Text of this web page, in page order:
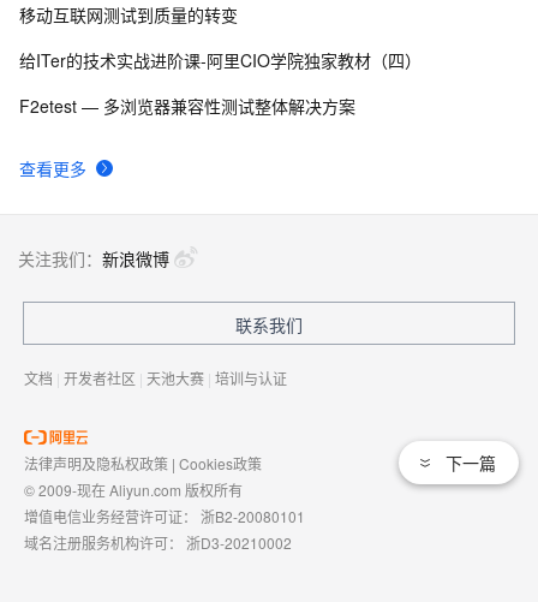
查看更多
移动互联网测试到质量的转变
给ITer的技术实战进阶课-阿里CIO学院独家教材（四）
F2etest — 多浏览器兼容性测试整体解决方案
下一篇
关注我们： 新浪微博
联系我们
文档 | 开发者社区 | 天池大赛 | 培训与认证
法律声明及隐私权政策 | Cookies政策
© 2009-现在 Aliyun.com 版权所有
增值电信业务经营许可证： 浙B2-20080101
域名注册服务机构许可： 浙D3-20210002